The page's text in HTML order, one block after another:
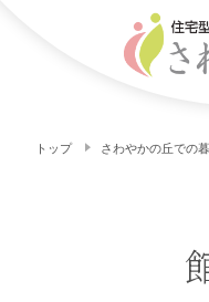
トップ さわやかの丘での